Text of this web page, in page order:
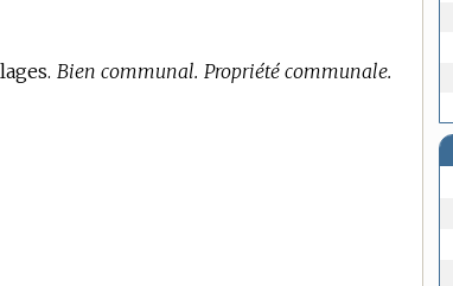
Bien communal. Propriété communale.